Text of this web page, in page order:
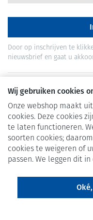
Wij gebruiken cookies
Onze webshop maakt
cookies. Deze cookies
te laten functioneren.
soorten cookies;
cookies te weigeren of
passen. We leggen dit
Door op inschrijven te
nieuwsbrief en gaat u